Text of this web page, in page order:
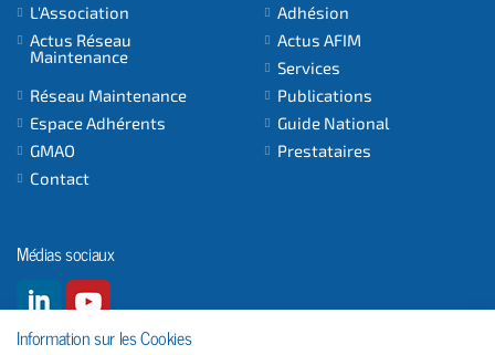
L'Association
Adhésion
Actus Réseau
Maintenance
Actus AFIM
Services
Réseau Maintenance
Publications
Espace Adhérents
Guide National
GMAO
Prestataires
Contact
Médias sociaux
Information sur les Cookies